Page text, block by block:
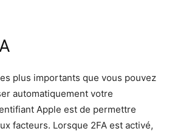
plus importants que vous pouvez
automatiquement votre
Apple est de permettre
facteurs. Lorsque 2FA est activé,